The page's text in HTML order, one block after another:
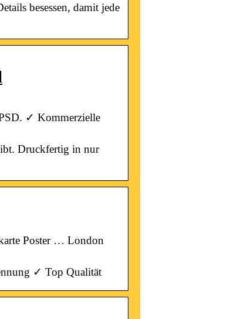
besessen, damit jede
✓ Kommerzielle
Druckfertig in nur
Poster … London
✓ Top Qualität